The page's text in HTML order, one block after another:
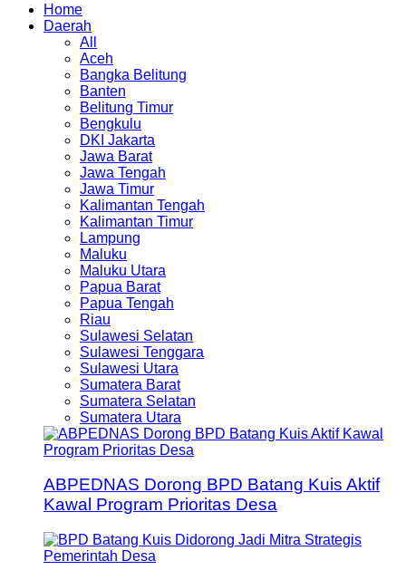
Home
Daerah
All
Aceh
Bangka Belitung
Banten
Belitung Timur
Bengkulu
DKI Jakarta
Jawa Barat
Jawa Tengah
Jawa Timur
Kalimantan Tengah
Kalimantan Timur
Lampung
Maluku
Maluku Utara
Papua Barat
Papua Tengah
Riau
Sulawesi Selatan
Sulawesi Tenggara
Sulawesi Utara
Sumatera Barat
Sumatera Selatan
Sumatera Utara
ABPEDNAS Dorong BPD Batang Kuis Aktif
Kawal Program Prioritas Desa